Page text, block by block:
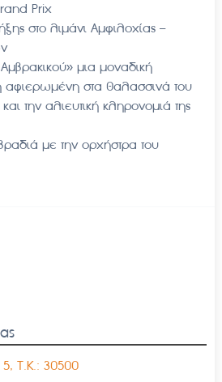
Prix
στο λιμάνι Αμφιλοχίας –
μια μοναδική
αφιερωμένη στα θαλασσινά του
την αλιευτική κληρονομιά της
με την ορχήστρα του
Τ.Κ.: 30500